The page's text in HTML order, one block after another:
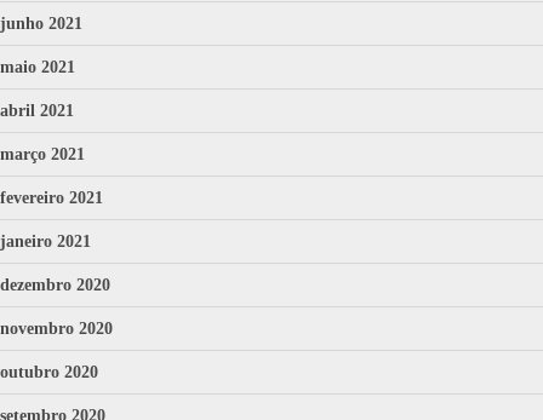
junho 2021
maio 2021
abril 2021
março 2021
fevereiro 2021
janeiro 2021
dezembro 2020
novembro 2020
outubro 2020
setembro 2020